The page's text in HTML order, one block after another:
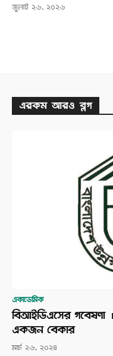
জুলাই ২৬, ২০২৬
এরকম আরও ব্লগ
একাডেমিক
বিআইডিএসের গবেষণা
একজন বেকার
মার্চ ২৬, ২০২৪